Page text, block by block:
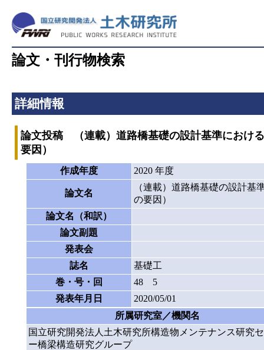
論文・刊行物検索
詳細情報
論文投稿 （連載）道路橋基礎の設計基準におけ
要因）
作成年度 2020 年度
論文名
（連載）道路橋基礎の設計
の要因）
論文名（和訳）
論文副題
発表会
誌名
基礎工
巻・号・回
48 5
発表年月日
2020/05/01
所属研究室／機関名
国立研究開発法人土木研究所構造物メンテナンス研究
ー橋梁構造研究グループ